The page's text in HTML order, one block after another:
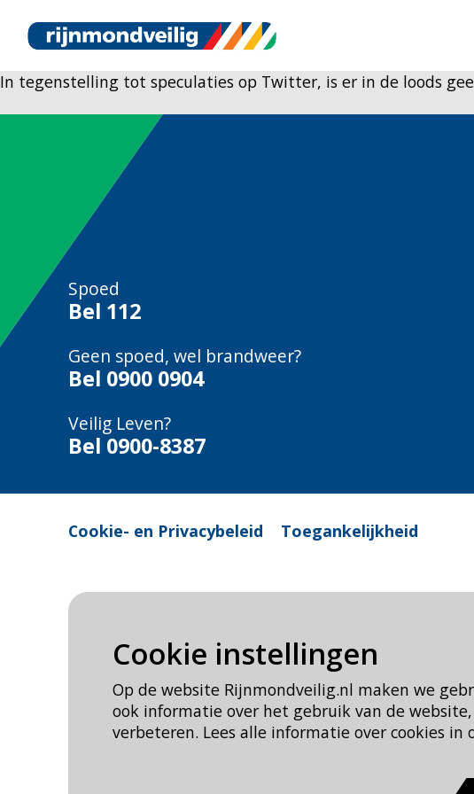
Cookie instellingen
Op de website Rijnmondveilig.nl maken we
ook informatie over het gebruik van de
verbeteren. Lees alle informatie over cookies in
In tegenstelling tot speculaties op Twitter, is er in de loods
Spoed
Bel 112
Geen spoed, wel brandweer?
Bel 0900 0904
Veilig Leven?
Bel 0900-8387
Cookie- en Privacybeleid Toegankelijkheid